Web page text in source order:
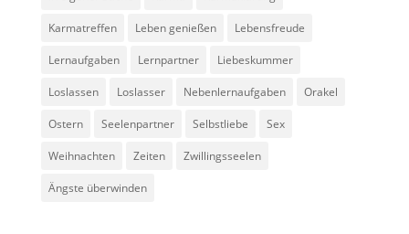
Karmatreffen Leben genießen Lebensfreude
Lernaufgaben Lernpartner Liebeskummer
Loslassen Loslasser Nebenlernaufgaben Orakel
Ostern Seelenpartner Selbstliebe Sex
Weihnachten Zeiten Zwillingsseelen
Ängste überwinden